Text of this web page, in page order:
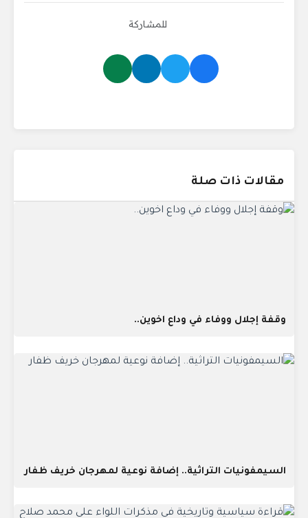
للمشاركة
مقالات ذات صلة
وقفة إجلال ووفاء في وداع اخوين..
السيمفونيات التراثية.. إضافة نوعية لمهرجان خريف ظفار